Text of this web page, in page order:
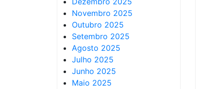
Novembro 2025
Outubro 2025
Setembro 2025
Agosto 2025
Julho 2025
Junho 2025
Maio 2025